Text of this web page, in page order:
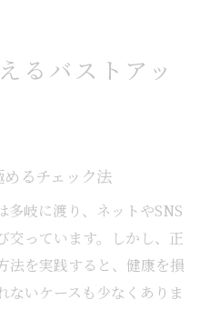
るバストアッ
るチェック法
多岐に渡り、ネットやSNS
交っています。しかし、正
法を実践すると、健康を損
ないケースも少なくありま